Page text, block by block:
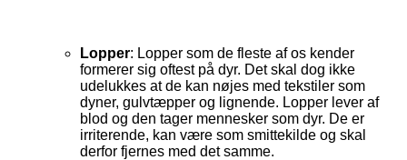
Lopper: Lopper som de fleste af os kender
formerer sig oftest på dyr. Det skal dog ikke
udelukkes at de kan nøjes med tekstiler som
dyner, gulvtæpper og lignende. Lopper lever af
blod og den tager mennesker som dyr. De er
irriterende, kan være som smittekilde og skal
derfor fjernes med det samme.